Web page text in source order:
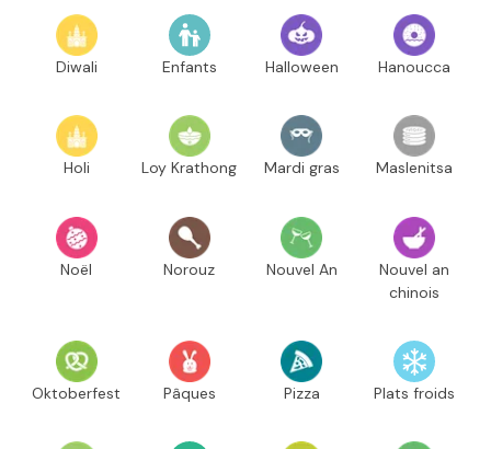
Diwali Enfants Halloween Hanoucca
Holi Loy Krathong Mardi gras Maslenitsa
Noël Norouz Nouvel An
Nouvel an
chinois
Oktoberfest Pâques Pizza Plats froids